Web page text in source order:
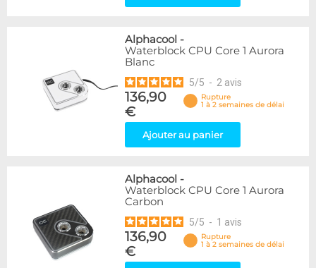
Alphacool -
Waterblock CPU Core 1 Aurora
Blanc
5/5 - 2 avis
136,90
€
Rupture
1 à 2 semaines de délai
Ajouter au panier
Alphacool -
Waterblock CPU Core 1 Aurora
Carbon
5/5 - 1 avis
136,90
€
Rupture
1 à 2 semaines de délai